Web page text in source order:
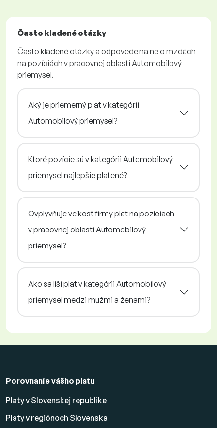
Často kladené otázky
Často kladené otázky a odpovede na ne o mzdách
na pozíciách v pracovnej oblasti Automobilový
priemysel.
Aký je priemerný plat v kategórii
Automobilový priemysel?
Ktoré pozície sú v kategórii Automobilový
priemysel najlepšie platené?
Ovplyvňuje veľkosť firmy plat na pozíciach
v pracovnej oblasti Automobilový
priemysel?
Ako sa líši plat v kategórii Automobilový
priemysel medzi mužmi a ženami?
Porovnanie vášho platu
Platy v Slovenskej republike
Platy v regiónoch Slovenska